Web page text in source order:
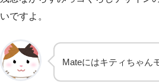
いですよ。
Mateにはキティちゃん